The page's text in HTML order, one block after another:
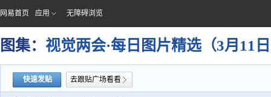
网易首页 应用 无障碍浏览
图集： 视觉两会·每日图片精选（3月11
快速发贴 去跟贴广场看看